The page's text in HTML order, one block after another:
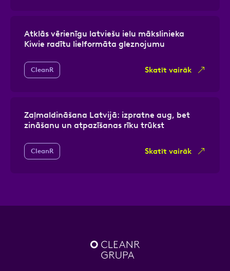
Atklās vērienīgu latviešu ielu mākslinieka
Kiwie radītu lielformāta gleznojumu
CleanR Skatīt vairāk
Zaļmaldināšana Latvijā: izpratne aug, bet
zināšanu un atpazīšanas rīku trūkst
CleanR Skatīt vairāk